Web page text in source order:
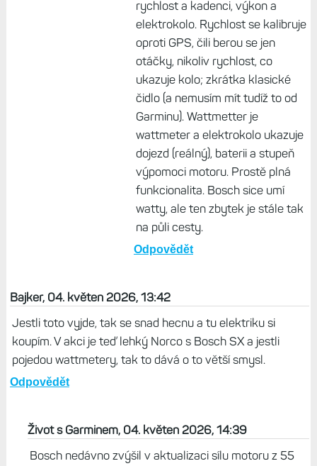
rychlost a kadenci, výkon a
elektrokolo. Rychlost se kalibruje
oproti GPS, čili berou se jen
otáčky, nikoliv rychlost, co
ukazuje kolo; zkrátka klasické
čidlo (a nemusím mít tudíž to od
Garminu). Wattmetter je
wattmeter a elektrokolo ukazuje
dojezd (reálný), baterii a stupeň
výpomoci motoru. Prostě plná
funkcionalita. Bosch sice umí
watty, ale ten zbytek je stále tak
na půli cesty.
Odpovědět
Bajker, 04. květen 2026, 13:42
Jestli toto vyjde, tak se snad hecnu a tu elektriku si
koupím. V akci je teď lehký Norco s Bosch SX a jestli
pojedou wattmetery, tak to dává o to větší smysl.
Odpovědět
Život s Garminem, 04. květen 2026, 14:39
Bosch nedávno zvýšil v aktualizaci sílu motoru z 55